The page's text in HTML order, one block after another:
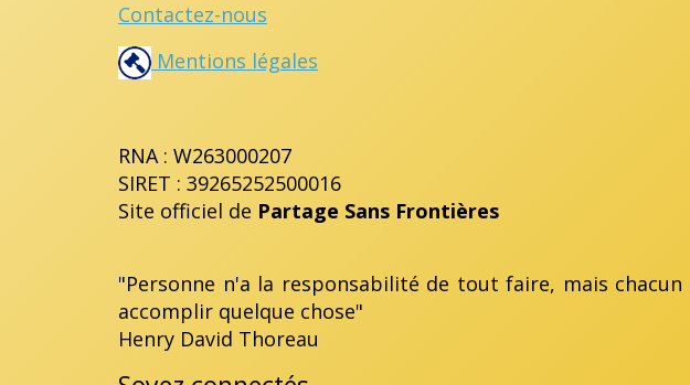
Contactez-nous
Mentions légales
RNA : W263000207
SIRET : 39265252500016
Site officiel de Partage Sans Frontières
"Personne n'a la responsabilité de tout faire, mais
accomplir quelque chose"
Henry David Thoreau